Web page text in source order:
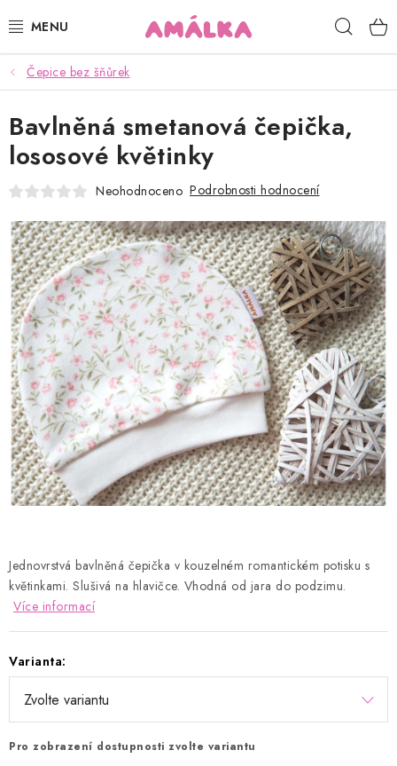
na
KOJENECKÉ, DĚTSKÉ OBLEČENÍ
ČEPICE, RUKAVICE, NÁKRČNÍKY
OSUŠKY, BRYNDÁKY, DEKY, DOPLŇKY
POUKAZY
KONTAKTY
HODNOCENÍ OBCHODU
Kontakty Proč AMÁLKA?
Doprava a platba
Tabulka velikostí
Postup pro vrácení a výměnu
Velkoobchod
Obchodní podmínky
Podmínky ochrany osobních údajů
Blog
Čepice bez šňůrek
Jednovrstvá bavlněná čepička v kouzelném romantickém potisku s
květinkami. Slušivá na hlavičce. Vhodná od jara do podzimu.
Více informací
Varianta:
Pro zobrazení dostupnosti zvolte variantu
Bavlněná smetanová čepička,
lososové květinky
Neohodnoceno Podrobnosti hodnocení